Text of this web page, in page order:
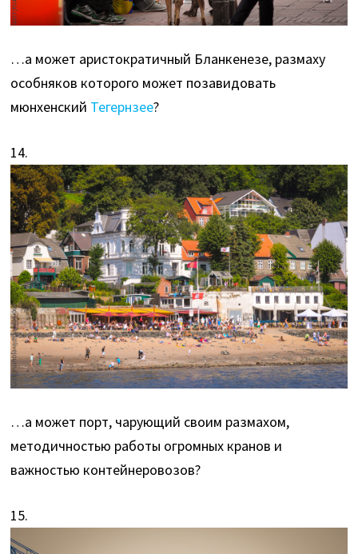
…а может аристократичный Бланкенезе, размаху
особняков которого может позавидовать
мюнхенский Тегернзее?
14.
…а может порт, чарующий своим размахом,
методичностью работы огромных кранов и
важностью контейнеровозов?
15.